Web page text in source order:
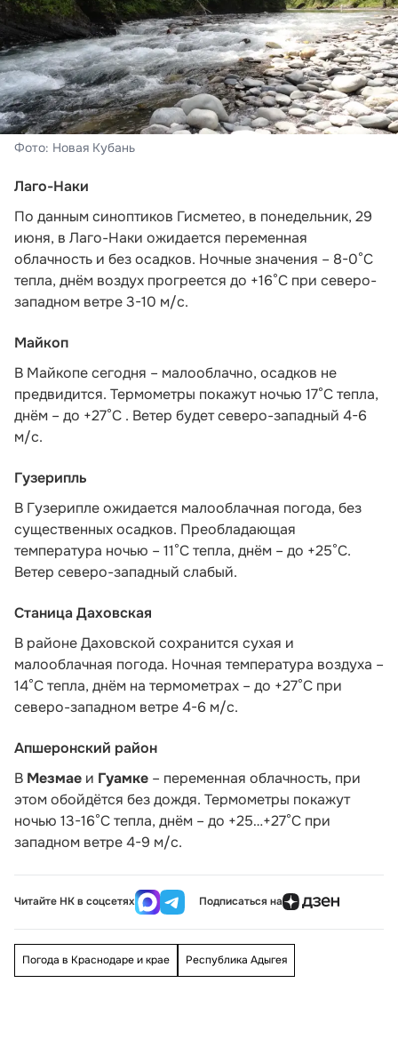
Фото: Новая Кубань
Лаго-Наки
По данным синоптиков Гисметео, в понедельник, 29
июня, в Лаго-Наки ожидается переменная
облачность и без осадков. Ночные значения – 8-0°С
тепла, днём воздух прогреется до +16°С при северо-
западном ветре 3-10 м/с.
Майкоп
В Майкопе сегодня – малооблачно, осадков не
предвидится. Термометры покажут ночью 17°С тепла,
днём – до +27°С . Ветер будет северо-западный 4-6
м/с.
Гузерипль
В Гузерипле ожидается малооблачная погода, без
существенных осадков. Преобладающая
температура ночью – 11°С тепла, днём – до +25°С.
Ветер северо-западный слабый.
Станица Даховская
В районе Даховской сохранится сухая и
малооблачная погода. Ночная температура воздуха –
14°С тепла, днём на термометрах – до +27°С при
северо-западном ветре 4-6 м/с.
Апшеронский район
В Мезмае и Гуамке – переменная облачность, при
этом обойдётся без дождя. Термометры покажут
ночью 13-16°С тепла, днём – до +25…+27°С при
западном ветре 4-9 м/с.
Читайте НК в соцсетях Подписаться на
Погода в Краснодаре и крае Республика Адыгея